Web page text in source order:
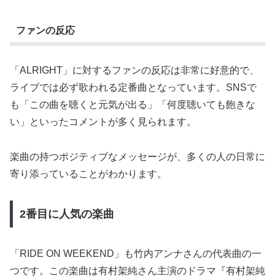
ファンの反応
「ALRIGHT」に対するファンの反応は非常に好意的で、
ライブでは必ず歌われる定番曲となっています。SNSで
も「この曲を聴くと元気が出る」「何度聴いても飽きな
い」といったコメントが多く見られます。
楽曲の持つポジティブなメッセージが、多くの人の日常に
寄り添っていることがわかります。
2番目に人気の楽曲
「RIDE ON WEEKEND」も竹内アンナさんの代表曲の一
つです。この楽曲は有村架純さん主演のドラマ『有村架純